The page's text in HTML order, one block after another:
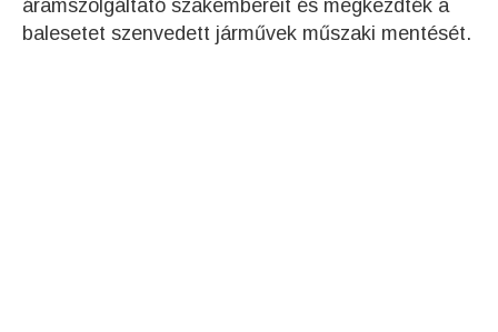
áramszolgáltató szakembereit és megkezdték a
balesetet szenvedett járművek műszaki mentését.